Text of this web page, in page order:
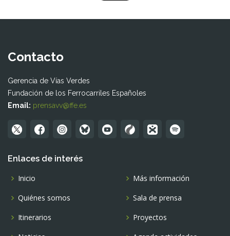
Contacto
Gerencia de Vías Verdes
Fundación de los Ferrocarriles Españoles
Email: prensavv@ffe.es
Enlaces de interés
Inicio
Quiénes somos
Itinerarios
Más información
Sala de prensa
Proyectos